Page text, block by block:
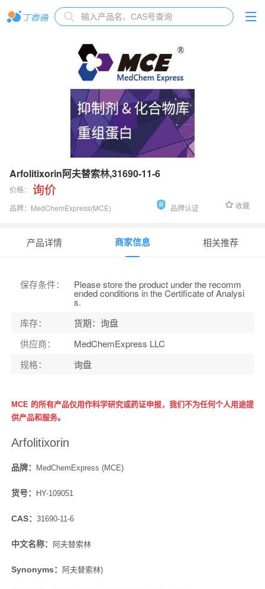
Arfolitixorin阿夫替索林,31690-11-6
价格： 询价
品牌： MedChemExpress(MCE) 品牌认证 收藏
产品详情 商家信息 相关推荐
保存条件： Please store the product under the recomm
ended conditions in the Certificate of Analysi
s.
库存：
货期：询盘
供应商：
MedChemExpress LLC
规格： 询盘
MCE 的所有产品仅用作科学研究或药证申报，我们不为任何个人用途提
供产品和服务。
Arfolitixorin
品牌： MedChemExpress (MCE)
货号： HY-109051
CAS： 31690-11-6
中文名称： 阿夫替索林
Synonyms： 阿夫替索林)